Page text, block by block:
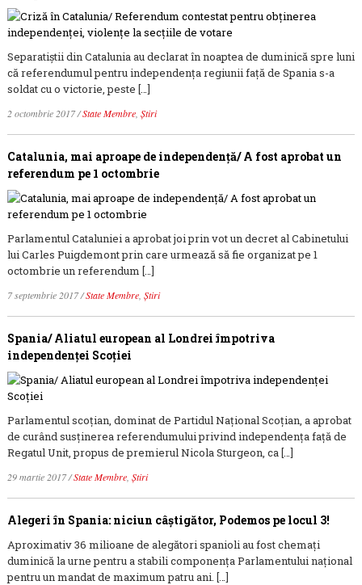
Separatiştii din Catalunia au declarat în noaptea de duminică spre luni
că referendumul pentru independenţa regiunii faţă de Spania s-a
soldat cu o victorie, peste […]
2 octombrie 2017/State Membre, Știri
Catalunia, mai aproape de independenţă/ A fost aprobat un
referendum pe 1 octombrie
Parlamentul Cataluniei a aprobat joi prin vot un decret al Cabinetului
lui Carles Puigdemont prin care urmează să fie organizat pe 1
octombrie un referendum […]
7 septembrie 2017/State Membre, Știri
Spania/ Aliatul european al Londrei împotriva
independenţei Scoţiei
Parlamentul scoţian, dominat de Partidul Naţional Scoţian, a aprobat
de curând susţinerea referendumului privind independenţa faţă de
Regatul Unit, propus de premierul Nicola Sturgeon, ca […]
29 martie 2017/State Membre, Știri
Alegeri în Spania: niciun câștigător, Podemos pe locul 3!
Aproximativ 36 milioane de alegători spanioli au fost chemaţi
duminică la urne pentru a stabili componenţa Parlamentului naţional
pentru un mandat de maximum patru ani. […]